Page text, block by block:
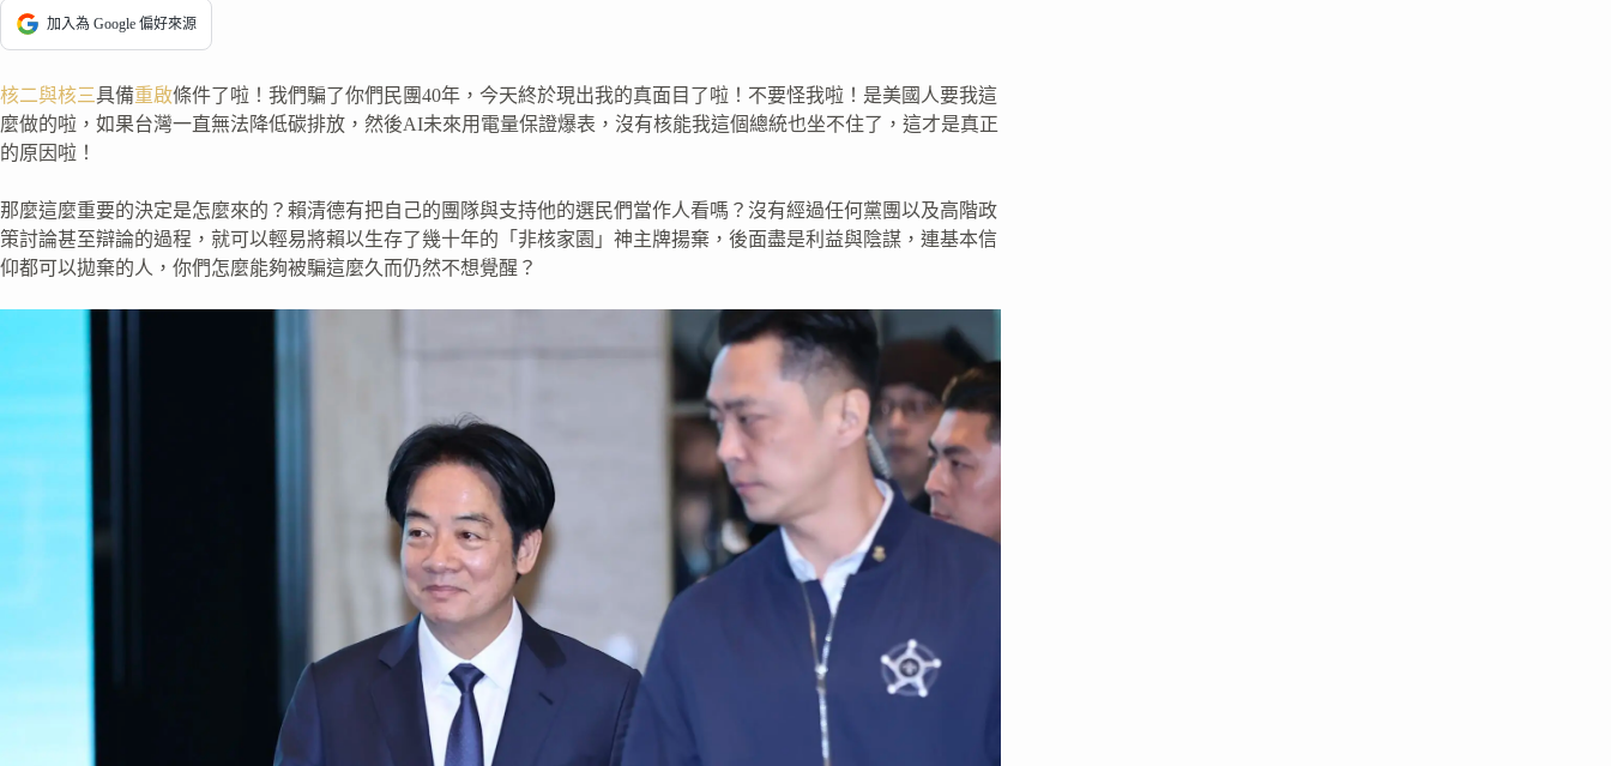
加入為 Google 偏好來源
核二與核三具備重啟條件了啦！我們騙了你們民團40年，今天終於現出我的真面目了啦！不要怪我啦！是美國人要我這
麼做的啦，如果台灣一直無法降低碳排放，然後AI未來用電量保證爆表，沒有核能我這個總統也坐不住了，這才是真正
的原因啦！
那麼這麼重要的決定是怎麼來的？賴清德有把自己的團隊與支持他的選民們當作人看嗎？沒有經過任何黨團以及高階政
策討論甚至辯論的過程，就可以輕易將賴以生存了幾十年的「非核家園」神主牌揚棄，後面盡是利益與陰謀，連基本信
仰都可以拋棄的人，你們怎麼能夠被騙這麼久而仍然不想覺醒？